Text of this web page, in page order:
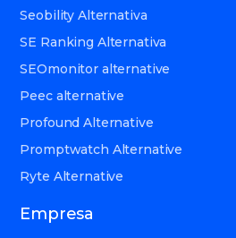
Seobility Alternativa
SE Ranking Alternativa
SEOmonitor alternative
Peec alternative
Profound Alternative
Promptwatch Alternative
Ryte Alternative
Empresa